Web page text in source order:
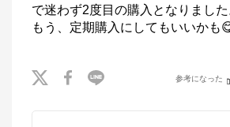
で迷わず2度目の購入となりました
もう、定期購入にしてもいいかも
参考になった